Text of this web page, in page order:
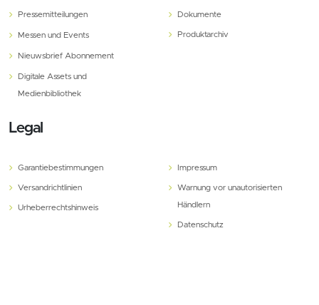
Pressemitteilungen
Messen und Events
Nieuwsbrief Abonnement
Digitale Assets und
Medienbibliothek
Dokumente
Produktarchiv
Legal
Garantiebestimmungen
Versandrichtlinien
Urheberrechtshinweis
Impressum
Warnung vor unautorisierten
Händlern
Datenschutz